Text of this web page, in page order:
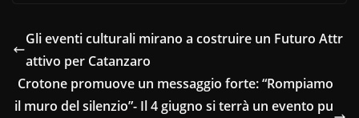
Gli eventi culturali mirano a costruire un Futuro Attr
attivo per Catanzaro
Crotone promuove un messaggio forte: “Rompiamo
il muro del silenzio”- Il 4 giugno si terrà un evento pu